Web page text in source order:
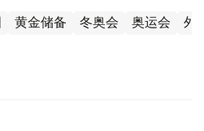
黄金储备 冬奥会 奥运会 外